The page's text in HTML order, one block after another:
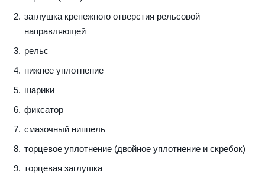
заглушка крепежного отверстия рельсовой
направляющей
рельс
нижнее уплотнение
шарики
фиксатор
смазочный ниппель
торцевое уплотнение (двойное уплотнение и скребок)
торцевая заглушка